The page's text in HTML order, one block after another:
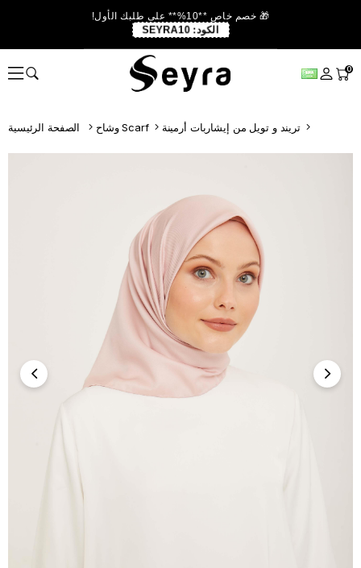
🎁 خصم خاص **10%** على طلبك الأول!
الكود: SEYRA10
0
وشاح Scarf تريند و تويل من إيشاربات أرمينة